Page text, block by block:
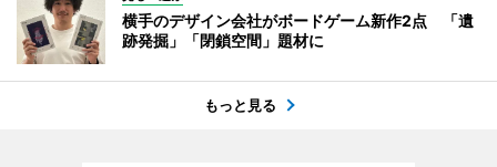
横手のデザイン会社がボードゲーム新作2点 「遺
跡発掘」「閉鎖空間」題材に
もっと見る